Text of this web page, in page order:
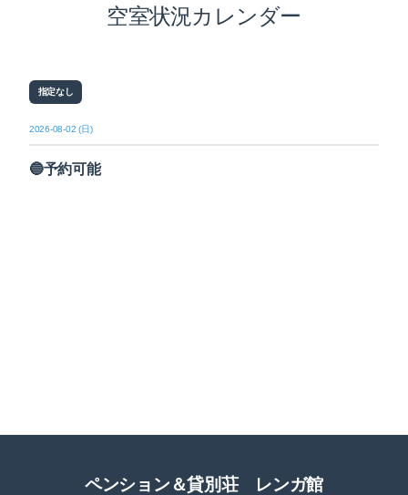
空室状況カレンダー
指定なし
2026-08-02 (日)
🔵予約可能
ペンション＆貸別荘 レンガ館